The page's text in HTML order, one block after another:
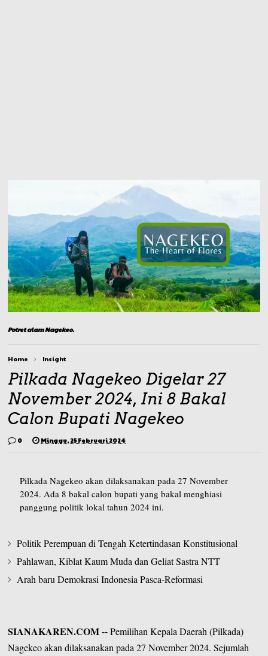
Potret alam Nagekeo.
Home Insight
Pilkada Nagekeo Digelar 27
November 2024, Ini 8 Bakal
Calon Bupati Nagekeo
0 Minggu, 25 Februari 2024
Pilkada Nagekeo akan dilaksanakan pada 27 November
2024. Ada 8 bakal calon bupati yang bakal menghiasi
panggung politik lokal tahun 2024 ini.
Politik Perempuan di Tengah Ketertindasan Konstitusional
Pahlawan, Kiblat Kaum Muda dan Geliat Sastra NTT
Arah baru Demokrasi Indonesia Pasca-Reformasi
SIANAKAREN.COM--Pemilihan Kepala Daerah (Pilkada)
Nagekeoakan dilaksanakan pada 27 November 2024. Sejumlah